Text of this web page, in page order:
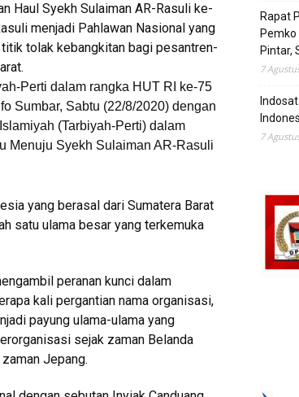
Haul Syekh Sulaiman AR-Rasuli ke-
menjadi Pahlawan Nasional yang
tolak kebangkitan bagi pesantren-
Perti dalam rangka HUT RI ke-75
Sumbar, Sabtu (22/8/2020) dengan
(Tarbiyah-Perti) dalam
Menuju Syekh Sulaiman AR-Rasuli
yang berasal dari Sumatera Barat
satu ulama besar yang terkemuka
peranan kunci dalam
kali pergantian nama organisasi,
payung ulama-ulama yang
sejak zaman Belanda
Jepang.
Rapat
Pintar,
7
7